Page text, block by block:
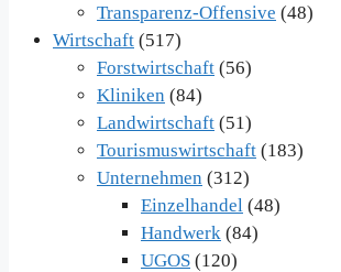
Transparenz-Offensive (48)
Wirtschaft (517)
Forstwirtschaft (56)
Kliniken (84)
Landwirtschaft (51)
Tourismuswirtschaft (183)
Unternehmen (312)
Einzelhandel (48)
Handwerk (84)
UGOS (120)